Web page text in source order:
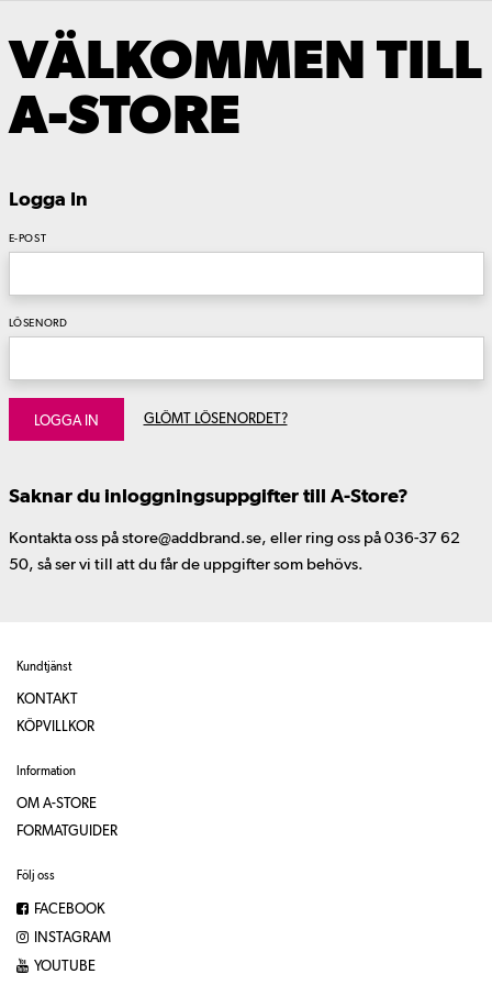
VÄLKOMMEN TILL
A-STORE
Logga In
E-POST
LÖSENORD
LOGGA IN GLÖMT LÖSENORDET?
Saknar du inloggningsuppgifter till A-Store?
Kontakta oss på store@addbrand.se, eller ring oss på 036-37 62
50, så ser vi till att du får de uppgifter som behövs.
Kundtjänst
KONTAKT
KÖPVILLKOR
Information
OM A-STORE
FORMATGUIDER
Följ oss
FACEBOOK
INSTAGRAM
YOUTUBE